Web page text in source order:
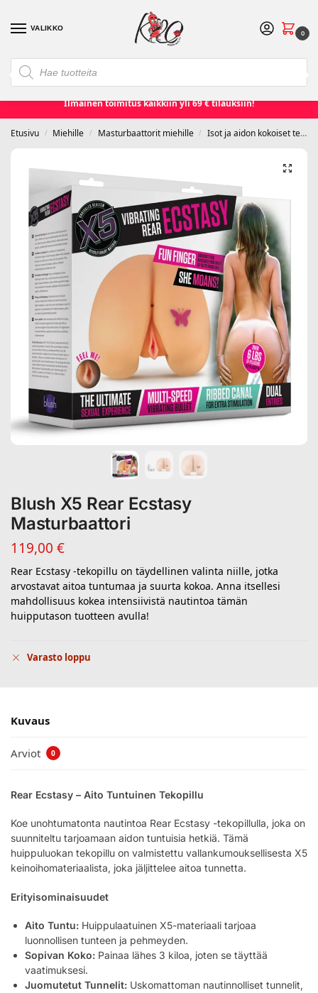
VALIKKO
0
❮ Etusivu Seksilelut ja seksivälineet Miehille❯
Ilmainen toimitus kaikkiin yli 69 € tilauksiin!
Etusivu / Miehille / Masturbaattorit miehille / Isot ja aidon kokoiset tekopillut
Blush X5 Rear Ecstasy
Masturbaattori
119,00 €
Rear Ecstasy -tekopillu on täydellinen valinta niille, jotka
arvostavat aitoa tuntumaa ja suurta kokoa. Anna itsellesi
mahdollisuus kokea intensiivistä nautintoa tämän
huipputason tuotteen avulla!
Varasto loppu
Kuvaus
Arviot 0
Rear Ecstasy – Aito Tuntuinen Tekopillu
Koe unohtumatonta nautintoa Rear Ecstasy -tekopillulla, joka on
suunniteltu tarjoamaan aidon tuntuisia hetkiä. Tämä
huippuluokan tekopillu on valmistettu vallankumouksellisesta X5
keinoihomateriaalista, joka jäljittelee aitoa tunnetta.
Erityisominaisuudet
Aito Tuntu: Huippulaatuinen X5-materiaali tarjoaa
luonnollisen tunteen ja pehmeyden.
Sopivan Koko: Painaa lähes 3 kiloa, joten se täyttää
vaatimuksesi.
Juomutetut Tunnelit: Uskomattoman nautinnolliset tunnelit,